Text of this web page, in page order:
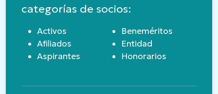
categorías de socios:
Activos
Afiliados
Aspirantes
Beneméritos
Entidad
Honorarios